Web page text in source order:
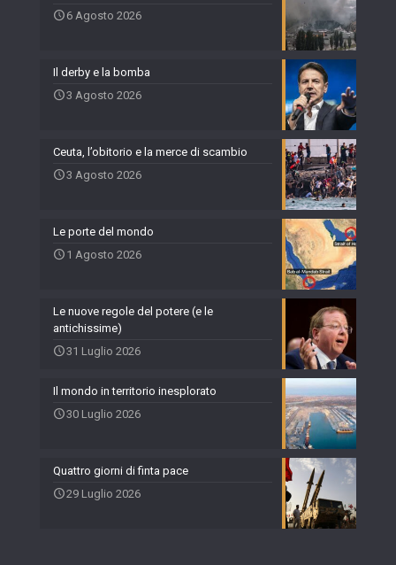
6 Agosto 2026
Il derby e la bomba
3 Agosto 2026
Ceuta, l’obitorio e la merce di scambio
3 Agosto 2026
Le porte del mondo
1 Agosto 2026
Le nuove regole del potere (e le
antichissime)
31 Luglio 2026
Il mondo in territorio inesplorato
30 Luglio 2026
Quattro giorni di finta pace
29 Luglio 2026